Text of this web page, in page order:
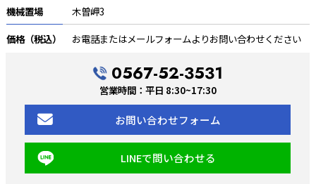
機械置場
木曽岬3
価格（税込）
お電話またはメールフォームよりお問い合わせください
0567-52-3531
営業時間：平日 8:30~17:30
お問い合わせフォーム
LINEで問い合わせる